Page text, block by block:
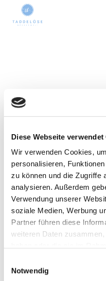
Diese Webseite verwendet
Wir verwenden Cookies,
personalisieren,
zu können und die Zugriffe
analysieren. Außerdem
Verwendung unserer
soziale Medien, Werbung
Partner führen diese
weiteren Daten
Notwendig
Kategorie(n) Tags